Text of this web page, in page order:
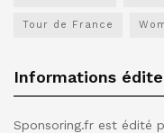
Tour de France
Informations
Sponsoring.fr est édité